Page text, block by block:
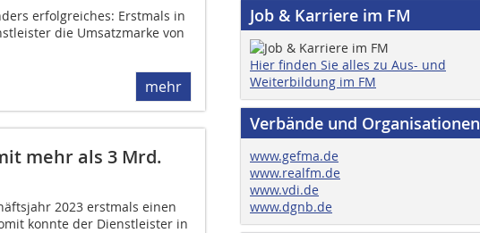
erfolgreiches: Erstmals in
die Umsatzmarke von
mehr
mehr als 3 Mrd.
2023 erstmals einen
konnte der Dienstleister in
Job & Karriere im FM
Hier finden Sie alles zu Aus- und
Weiterbildung im FM
Verbände und Organisationen
www.gefma.de
www.realfm.de
www.vdi.de
www.dgnb.de